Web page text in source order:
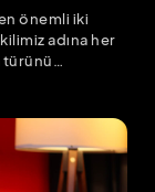
en önemli iki
adına her
türünü
verirken